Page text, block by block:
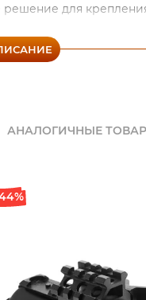
для
но и в Казахстан и
Вас
АНАЛОГИЧНЫЕ